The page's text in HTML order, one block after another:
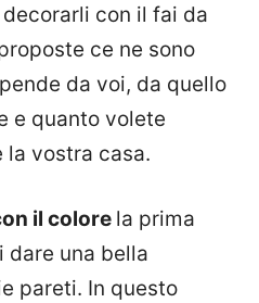
con il fai da
ce ne sono
da voi, da quello
e quanto volete
vostra casa.
il colore la prima
dare una bella
pareti. In questo